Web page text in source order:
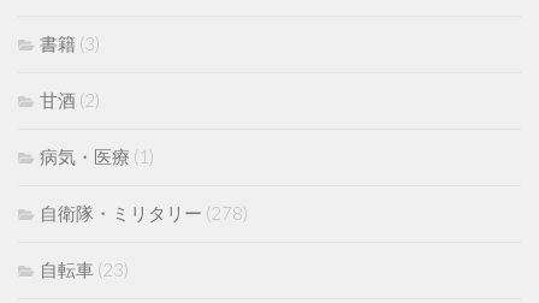
書籍 (3)
甘酒 (2)
病気・医療 (1)
自衛隊・ミリタリー (278)
自転車 (23)